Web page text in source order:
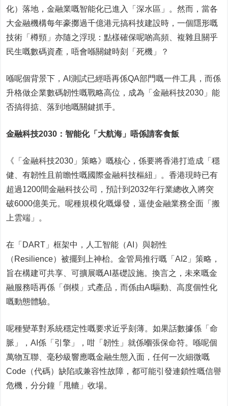
化）落地，金融業嘅智能化已進入「深水區」。然而，當各
大金融機構每年豪擲過千億港元搞科技建設時，一個隱形嘅
技術「樽頸」亦隨之浮現：點樣確保呢啲高頻、複雜且關乎
民生嘅數碼資產，唔會喺關鍵時刻「死機」？
喺呢個背景下，AI測試已經唔再係QA部門嘅一件工具，而係
升格做企業數碼韌性嘅戰略高位，成為「金融科技2030」能
否搞得掂、落到地嘅關鍵抓手。
金融科技2030 ：智能化「大航海」唔係請客食飯
《「金融科技2030」策略》嘅核心，係要將香港打造成「穩
健、有韌性且前瞻性嘅國際金融科技樞紐」。香港現時已有
超過1200間金融科技公司，預計到2032年行業總收入將突
破6000億美元。呢種規模化嘅爆發，逼使金融業務全面「搬
上雲端」。
在「DART」框架中，人工智能（AI）與韌性
（Resilience）被擺到上神枱。金管局推行嘅「AI2」策略，
旨在構建可共享、可擴展嘅AI基礎設施。換言之，未來嘅金
融服務唔再係「倒模」式產品，而係由AI驅動、高度個性化
嘅動態體驗。
呢種變革對系統穩定性嘅要求近乎刻薄。如果話數據係「命
脈」，AI係「引擎」，咁「韌性」就係嗰張保命符。喺呢個
萬物互聯、毫秒級響應嘅金融生態入面，任何一次細微嘅
Code（代碼）缺陷或兼容性故障，都可能引發連鎖性嘅信譽
危機，分分鐘「甩轆」收場。